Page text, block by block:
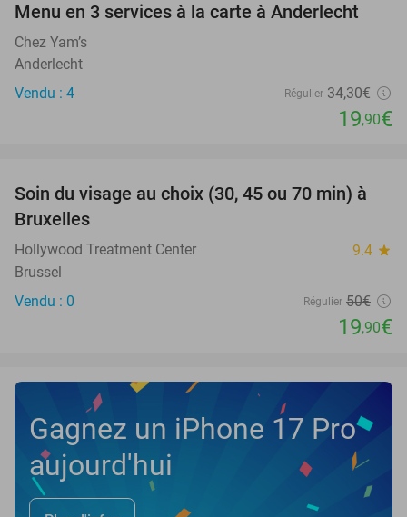
42%
TODAY
Menu en 3 services à la carte à Anderlecht
Chez Yam’s
Anderlecht
Vendu : 4
Régulier 34,30€
19,90€
60%
TODAY
Soin du visage au choix (30, 45 ou 70 min) à
Bruxelles
Hollywood Treatment Center 9.4 star
Brussel
Vendu : 0
Régulier 50€
19,90€
Gagnez un iPhone 17 Pro
aujourd'hui